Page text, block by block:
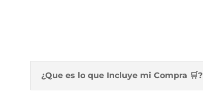
¿Que es lo que Incluye mi Compra 🛒?